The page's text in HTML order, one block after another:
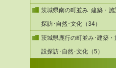
茨城県南の町並み･建築・施
探訪･自然･文化（34）
茨城県鹿行の町並み･建築・
設探訪･自然･文化（5）